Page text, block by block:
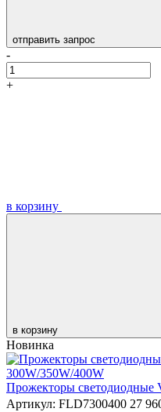
отправить запрос
-
+
в корзину
в корзину
Новинка
Прожекторы светодиодные
Артикул: FLD7300400 27